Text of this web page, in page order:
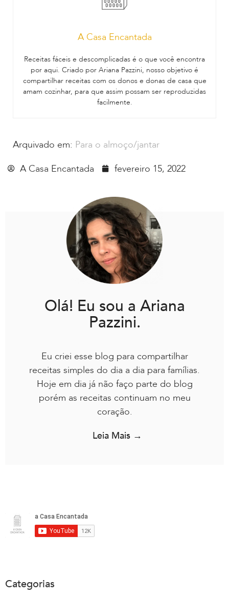
A Casa Encantada
Receitas fáceis e descomplicadas é o que você encontra
por aqui. Criado por Ariana Pazzini, nosso objetivo é
compartilhar receitas com os donos e donas de casa que
amam cozinhar, para que assim possam ser reproduzidas
facilmente.
Arquivado em: Para o almoço/jantar
A Casa Encantada
fevereiro 15, 2022
Olá! Eu sou a Ariana
Pazzini.
Eu criei esse blog para compartilhar
receitas simples do dia a dia para famílias.
Hoje em dia já não faço parte do blog
porém as receitas continuam no meu
coração.
Leia Mais →
Categorias